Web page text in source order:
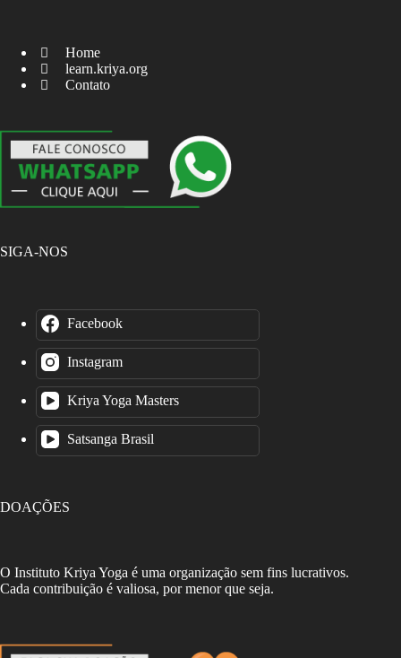
Home
learn.kriya.org
Contato
SIGA-NOS
Facebook
Instagram
Kriya Yoga Masters
Satsanga Brasil
DOAÇÕES
O Instituto Kriya Yoga é uma organização sem fins lucrativos.
Cada contribuição é valiosa, por menor que seja.